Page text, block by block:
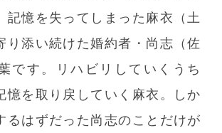
記憶を失ってしまった麻衣（土
り添い続けた婚約者・尚志（佐
です。リハビリしていくうち
憶を取り戻していく麻衣。しか
るはずだった尚志のことだけが